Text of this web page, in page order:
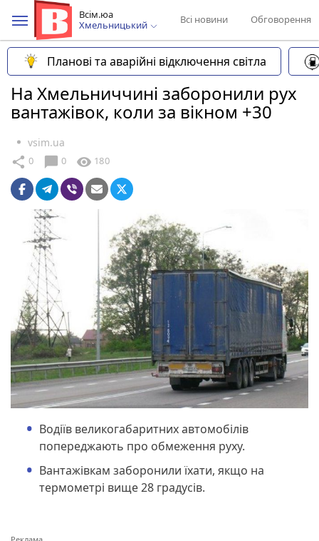
Всім.юа
Хмельницький
Всі новини Обговорення
Планові та аварійні відключення світла
На Хмельниччині заборонили рух
вантажівок, коли за вікном +30
vsim.ua
share 0 chat_bubble 0 visibility 180
Водіїв великогабаритних автомобілів
попереджають про обмеження руху.
Вантажівкам заборонили їхати, якщо на
термометрі вище 28 градусів.